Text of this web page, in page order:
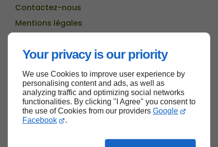
Your privacy is our priority
We use Cookies to improve user experience by
personalising content and ads, as well as
analyzing traffic and optimizing social networks
functionalities. By clicking "I Agree" you consent to
the use of Cookies from our providers Google
Facebook
.
Contactez-nous
Mentions légales
Haut de page